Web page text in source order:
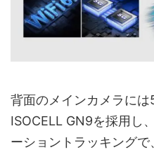
背面のメインカメラに
ISOCELL GN9を採用し
ーショントラッキング